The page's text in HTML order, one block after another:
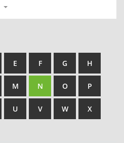
E F G H
M N O P
U V W X